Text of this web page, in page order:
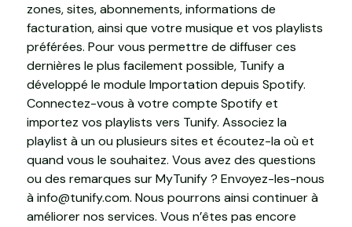
zones, sites, abonnements, informations de
facturation, ainsi que votre musique et vos playlists
préférées. Pour vous permettre de diffuser ces
dernières le plus facilement possible, Tunify a
développé le module Importation depuis Spotify.
Connectez-vous à votre compte Spotify et
importez vos playlists vers Tunify. Associez la
playlist à un ou plusieurs sites et écoutez-la où et
quand vous le souhaitez. Vous avez des questions
ou des remarques sur MyTunify ? Envoyez-les-nous
à info@tunify.com. Nous pourrons ainsi continuer à
améliorer nos services. Vous n’êtes pas encore